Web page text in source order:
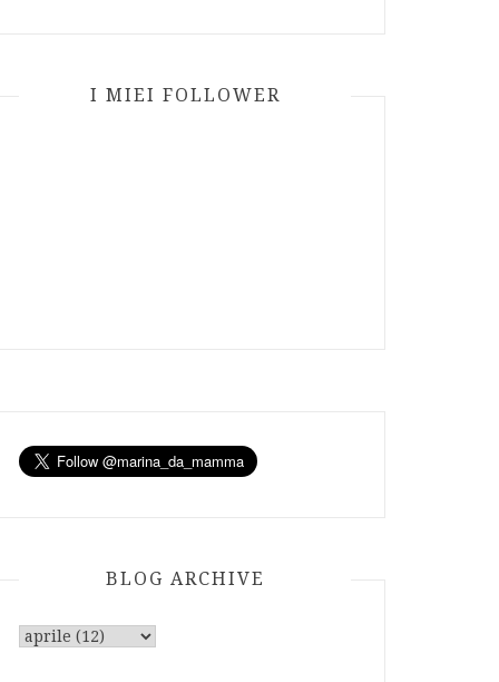
I MIEI FOLLOWER
BLOG ARCHIVE